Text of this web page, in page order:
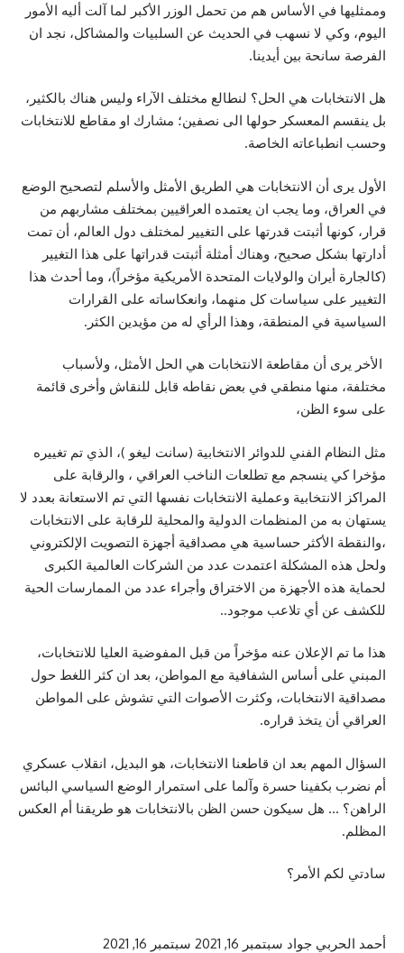
وممثليها في الأساس هم من تحمل الوزر الأكبر لما آلت أليه الأمور
اليوم، وكي لا نسهب في الحديث عن السلبيات والمشاكل، نجد ان
الفرصة سانحة بين أيدينا.
هل الانتخابات هي الحل؟ لنطالع مختلف الآراء وليس هناك بالكثير،
بل ينقسم المعسكر حولها الى نصفين؛ مشارك او مقاطع للانتخابات
وحسب انطباعاته الخاصة.
الأول يرى أن الانتخابات هي الطريق الأمثل والأسلم لتصحيح الوضع
في العراق، وما يجب ان يعتمده العراقيين بمختلف مشاربهم من
قرار، كونها أثبتت قدرتها على التغيير لمختلف دول العالم، أن تمت
أدارتها بشكل صحيح، وهناك أمثلة أثبتت قدراتها على هذا التغيير
(كالجارة أيران والولايات المتحدة الأمريكية مؤخراً)، وما أحدث هذا
التغيير على سياسات كل منهما، وانعكاساته على القرارات
السياسية في المنطقة، وهذا الرأي له من مؤيدين الكثر.
الأخر يرى أن مقاطعة الانتخابات هي الحل الأمثل، ولأسباب
مختلفة، منها منطقي في بعض نقاطه قابل للنقاش وأخرى قائمة
على سوء الظن،
مثل النظام الفني للدوائر الانتخابية (سانت ليغو )، الذي تم تغييره
مؤخرا كي ينسجم مع تطلعات الناخب العراقي ، والرقابة على
المراكز الانتخابية وعملية الانتخابات نفسها التي تم الاستعانة بعدد لا
يستهان به من المنظمات الدولية والمحلية للرقابة على الانتخابات
،والنقطة الأكثر حساسية هي مصداقية أجهزة التصويت الإلكتروني
ولحل هذه المشكلة اعتمدت عدد من الشركات العالمية الكبرى
لحماية هذه الأجهزة من الاختراق وأجراء عدد من الممارسات الحية
للكشف عن أي تلاعب موجود..
هذا ما تم الإعلان عنه مؤخراً من قبل المفوضية العليا للانتخابات،
المبني على أساس الشفافية مع المواطن، بعد ان كثر اللغط حول
مصداقية الانتخابات، وكثرت الأصوات التي تشوش على المواطن
العراقي أن يتخذ قراره.
السؤال المهم بعد ان قاطعنا الانتخابات، هو البديل، انقلاب عسكري
أم نضرب بكفينا حسرة وآلما على استمرار الوضع السياسي البائس
الراهن؟ … هل سيكون حسن الظن بالانتخابات هو طريقنا أم العكس
المظلم.
سادتي لكم الأمر؟
أحمد الحربي جواد سبتمبر 16, 2021 سبتمبر 16, 2021